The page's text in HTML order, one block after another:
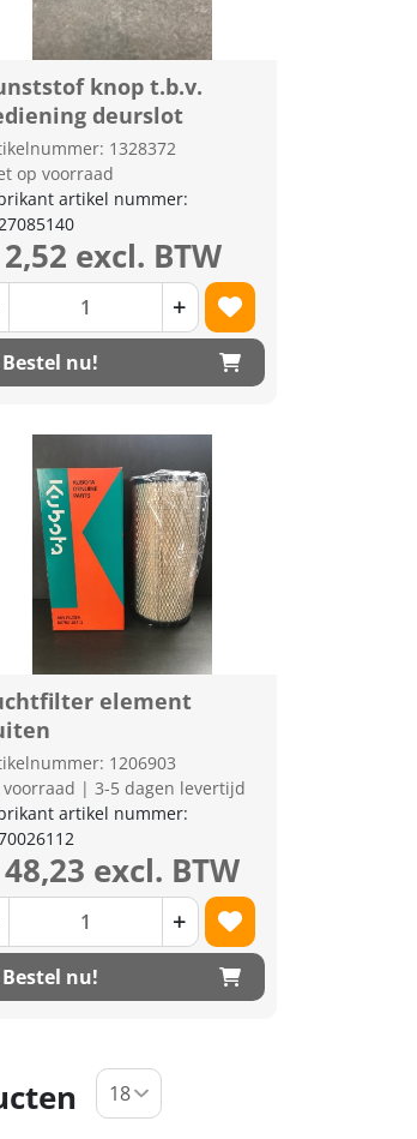
knop t.b.v.
deurslot
1328372
op voorraad
artikel nummer:
excl. BTW
+
Bestel nu!
element
1206903
voorraad | 3-5 dagen levertijd
artikel nummer:
excl. BTW
+
Bestel nu!